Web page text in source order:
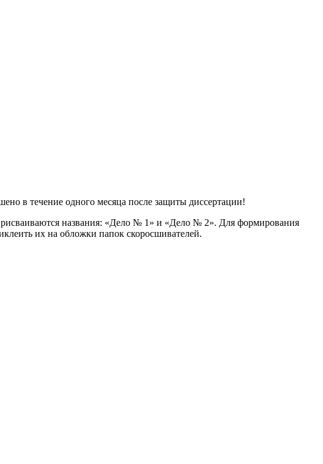
в течение одного месяца после защиты диссертации!
названия: «Дело № 1» и «Дело № 2». Для формирования
их на обложки папок скоросшивателей.